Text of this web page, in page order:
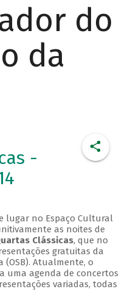
do
da
-
lugar no Espaço Cultural
as noites de
Clássicas, que no
gratuitas da
(OSB). Atualmente, o
uma agenda de concertos
variadas, todas